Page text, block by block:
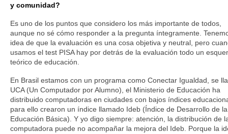
y comunidad?
Es uno de los puntos que considero los más importante de todos,
aunque no sé cómo responder a la pregunta íntegramente.
idea de que la evaluación es una cosa objetiva y neutral, pero
usamos el test PISA hay por detrás de la evaluación todo un
teórico de educación.
En Brasil estamos con un programa como Conectar Igualdad, se
UCA (Un Computador por Alumno), el Ministerio de Educación ha
distribuido computadoras en ciudades con bajos índices
para ello crearon un índice llamado Ideb (Índice de Desarrollo de la
Educación Básica). Y yo digo siempre: atención, la distribución de
computadora puede no acompañar la mejora del Ideb. Porque la